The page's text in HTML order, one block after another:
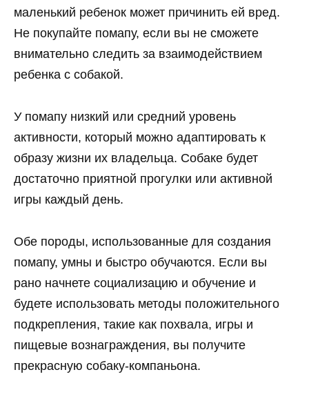
маленький ребенок может причинить ей вред.
Не покупайте помапу, если вы не сможете
внимательно следить за взаимодействием
ребенка с собакой.
У помапу низкий или средний уровень
активности, который можно адаптировать к
образу жизни их владельца. Собаке будет
достаточно приятной прогулки или активной
игры каждый день.
Обе породы, использованные для создания
помапу, умны и быстро обучаются. Если вы
рано начнете социализацию и обучение и
будете использовать методы положительного
подкрепления, такие как похвала, игры и
пищевые вознаграждения, вы получите
прекрасную собаку-компаньона.